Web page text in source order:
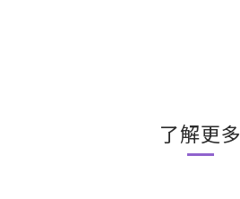
了解更多